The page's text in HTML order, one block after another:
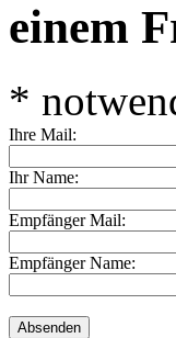
einem
*
Ihre Mail:
Ihr Name:
Empfänger Mail:
Empfänger Name:
Absenden